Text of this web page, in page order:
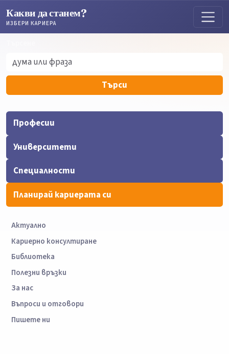
Какви да станем?
ИЗБЕРИ КАРИЕРА
Търси
Професии
Университети
Специалности
Планирай кариерата си
Актуално
Кариерно консултиране
Библиотека
Полезни връзки
За нас
Въпроси и отговори
Пишете ни